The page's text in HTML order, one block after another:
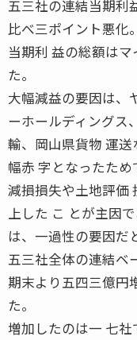
五三社の連結当期利
比べ三ポイント悪化。
当期利 益の総額は
た。
大幅減益の要因は、
ーホールディングス
輸、岡山県貨物 運
幅赤 字となったため
減損損失や土地評価
上した こ とが主因
は、一過性の要因だ
五三社全体の連結ベ
期末より五四三億円
た。
増加したのは一 七